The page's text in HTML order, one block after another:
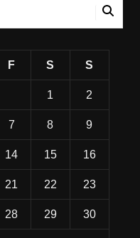
F S S
1 2
7 8 9
14 15 16
21 22 23
28 29 30